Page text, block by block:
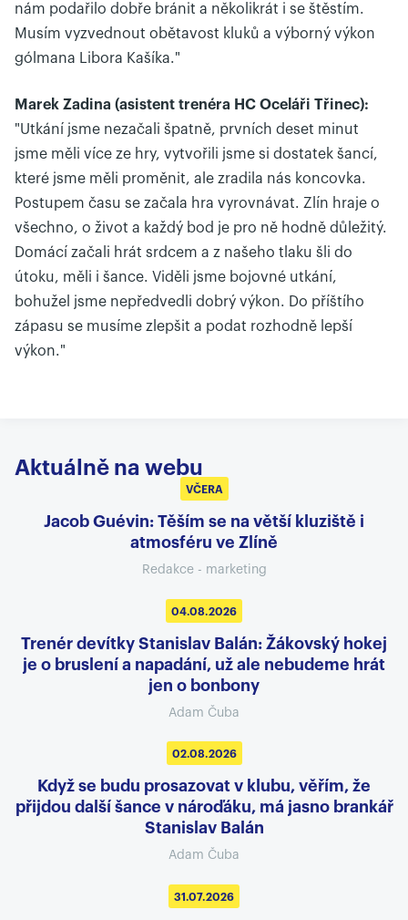
nám podařilo dobře bránit a několikrát i se štěstím.
Musím vyzvednout obětavost kluků a výborný výkon
gólmana Libora Kašíka."
Marek Zadina (asistent trenéra HC Oceláři Třinec):
"Utkání jsme nezačali špatně, prvních deset minut
jsme měli více ze hry, vytvořili jsme si dostatek šancí,
které jsme měli proměnit, ale zradila nás koncovka.
Postupem času se začala hra vyrovnávat. Zlín hraje o
všechno, o život a každý bod je pro ně hodně důležitý.
Domácí začali hrát srdcem a z našeho tlaku šli do
útoku, měli i šance. Viděli jsme bojovné utkání,
bohužel jsme nepředvedli dobrý výkon. Do příštího
zápasu se musíme zlepšit a podat rozhodně lepší
výkon."
Aktuálně na webu
VČERA
Jacob Guévin: Těším se na větší kluziště i
atmosféru ve Zlíně
Redakce - marketing
04.08.2026
Trenér devítky Stanislav Balán: Žákovský hokej
je o bruslení a napadání, už ale nebudeme hrát
jen o bonbony
Adam Čuba
02.08.2026
Když se budu prosazovat v klubu, věřím, že
přijdou další šance v nároďáku, má jasno brankář
Stanislav Balán
Adam Čuba
31.07.2026